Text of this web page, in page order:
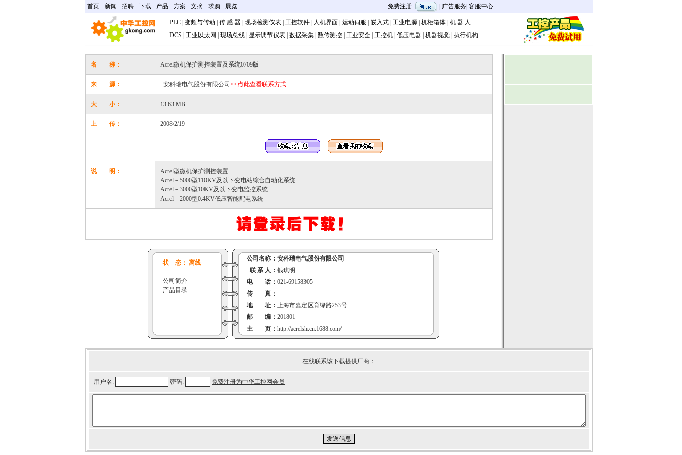
首页 - 新闻 - 招聘 - 下载 - 产品 - 方案 - 文摘 - 求购 - 展览 - 免费注册 广告服务 客服中心
PLC 变频与传动 传 感 器 现场检测仪表 工控软件 人机界面 运动伺服 嵌入式 工业电源 机柜箱体 机 器 人
DCS
工业以太网 现场总线 显示调节仪表 数据采集 数传测控 工业安全 工控机 低压电器 机器视觉 执行机构
名 称： Acrel微机保护测控装置及系统0709版
来 源： 安科瑞电气股份有限公司 <<点此查看联系方式
大 小： 13.63 MB
上 传： 2008/2/19
说 明：
Acrel型微机保护测控装置
Acrel－5000型110KV及以下变电站综合自动化系统
Acrel－3000型10KV及以下变电监控系统
Acrel－2000型0.4KV低压智能配电系统
状 态： 离线
公司简介
产品目录
公司名称： 安科瑞电气股份有限公司
联 系 人： 钱琪明
电 话： 021-69158305
传 真：
地 址： 上海市嘉定区育绿路253号
邮 编： 201801
主 页： http://acrelsh.cn.1688.com/
在线联系该下载提供厂商：
用户名: 密码: 免费注册为中华工控网会员